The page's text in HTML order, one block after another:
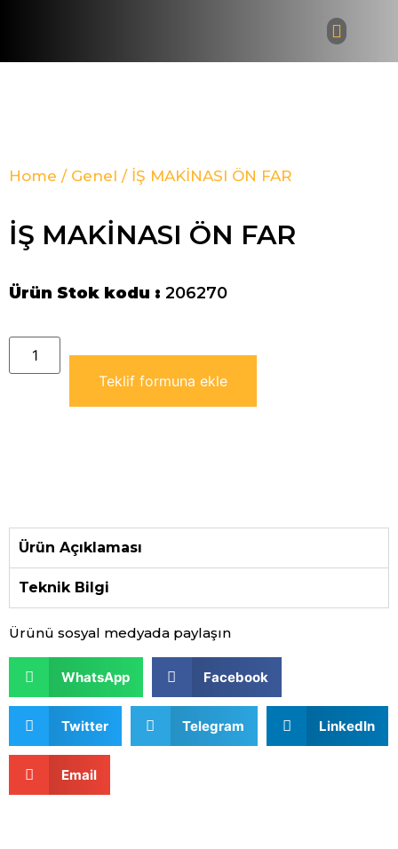
Home / Genel / İŞ MAKİNASI ÖN FAR
İŞ MAKİNASI ÖN FAR
Ürün Stok kodu : 206270
Teklif formuna ekle
Ürün Açıklaması
Teknik Bilgi
Ürünü sosyal medyada paylaşın
WhatsApp Facebook
Twitter Telegram LinkedIn
Email